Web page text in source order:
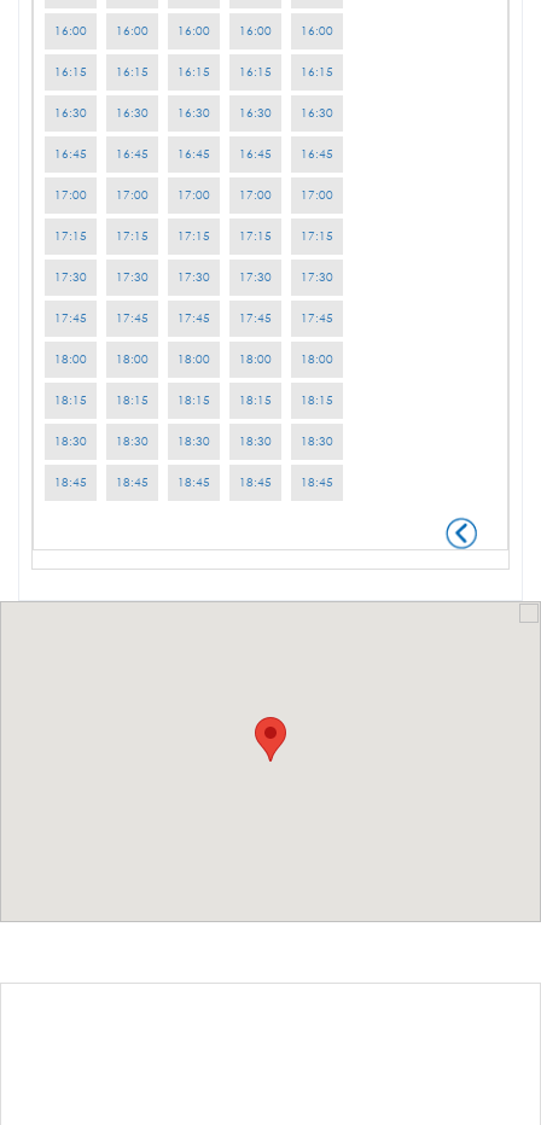
16:00
16:15
16:30
16:45
17:00
17:15
17:30
17:45
18:00
18:15
18:30
18:45
16:00
16:15
16:30
16:45
17:00
17:15
17:30
17:45
18:00
18:15
18:30
18:45
16:00
16:15
16:30
16:45
17:00
17:15
17:30
17:45
18:00
18:15
18:30
18:45
16:00
16:15
16:30
16:45
17:00
17:15
17:30
17:45
18:00
18:15
18:30
18:45
16:00
16:15
16:30
16:45
17:00
17:15
17:30
17:45
18:00
18:15
18:30
18:45